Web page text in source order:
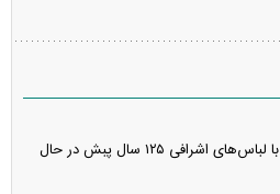
خطا
عکس/ پرتره یک دختر قجری با لباس‌های اشرافی ۱۲۵ سال پبش در حال